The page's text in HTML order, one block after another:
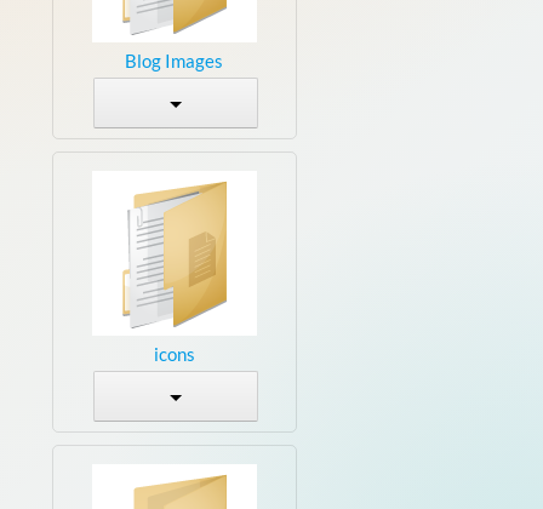
Blog Images
icons